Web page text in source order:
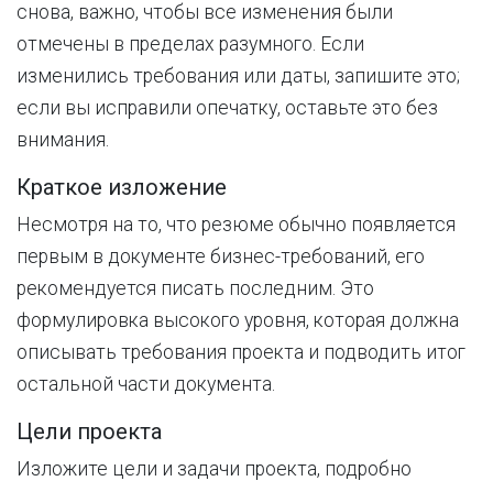
снова, важно, чтобы все изменения были
отмечены в пределах разумного. Если
изменились требования или даты, запишите это;
если вы исправили опечатку, оставьте это без
внимания.
Краткое изложение
Несмотря на то, что резюме обычно появляется
первым в документе бизнес-требований, его
рекомендуется писать последним. Это
формулировка высокого уровня, которая должна
описывать требования проекта и подводить итог
остальной части документа.
Цели проекта
Изложите цели и задачи проекта, подробно